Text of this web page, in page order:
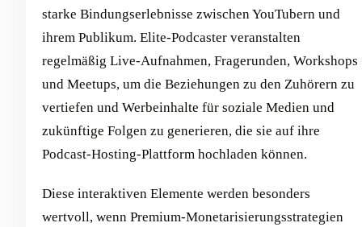
starke Bindungserlebnisse zwischen YouTubern und
ihrem Publikum. Elite-Podcaster veranstalten
regelmäßig Live-Aufnahmen, Fragerunden, Workshops
und Meetups, um die Beziehungen zu den Zuhörern zu
vertiefen und Werbeinhalte für soziale Medien und
zukünftige Folgen zu generieren, die sie auf ihre
Podcast-Hosting-Plattform hochladen können.
Diese interaktiven Elemente werden besonders
wertvoll, wenn Premium-Monetarisierungsstrategien